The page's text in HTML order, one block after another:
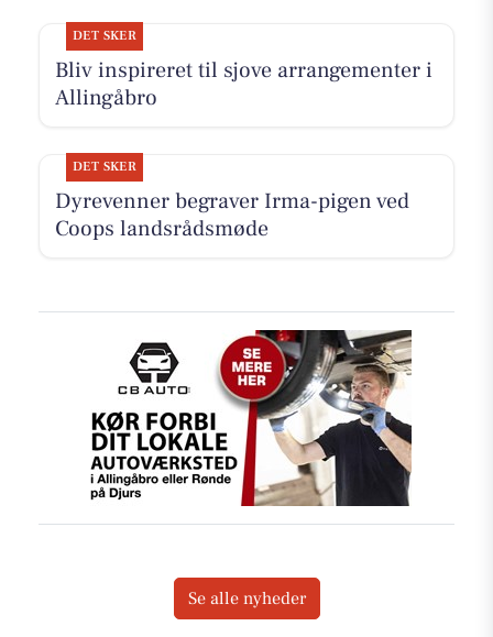
DET SKER
Bliv inspireret til sjove arrangementer i
Allingåbro
DET SKER
Dyrevenner begraver Irma-pigen ved
Coops landsrådsmøde
Se alle nyheder